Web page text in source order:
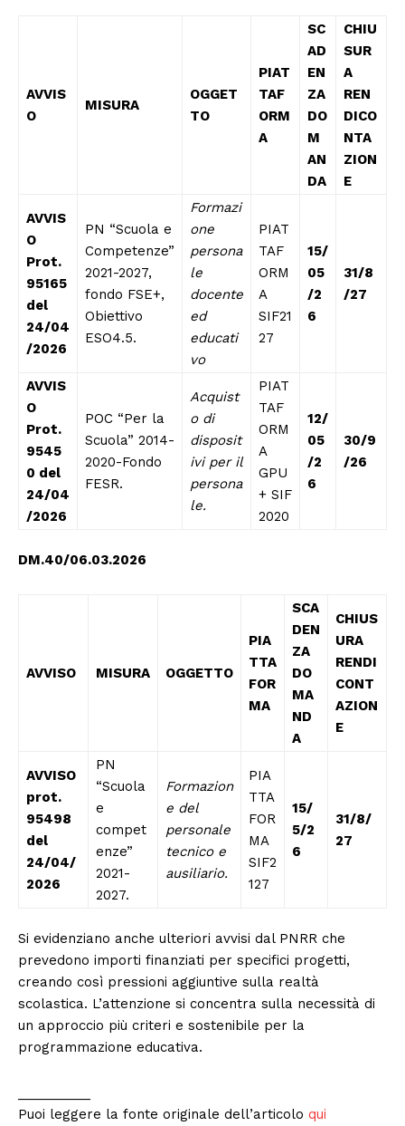
AVVIS
O
MISURA
OGGET
TO
PIAT
TAF
ORM
A
SC
AD
EN
ZA
DO
M
AN
DA
CHIU
SUR
A
REN
DICO
NTA
ZION
E
AVVIS
O
Prot.
95165
del
24/04
/2026
PN “Scuola e
Competenze”
2021-2027,
fondo FSE+,
Obiettivo
ESO4.5.
Formazi
one
persona
le
docente
ed
educati
vo
PIAT
TAF
ORM
A
SIF21
27
15/
05
/2
6
31/8
/27
AVVIS
O
Prot.
9545
0 del
24/04
/2026
POC “Per la
Scuola” 2014-
2020-Fondo
FESR.
Acquist
o di
disposit
ivi per il
persona
le.
PIAT
TAF
ORM
A
GPU
+ SIF
2020
12/
05
/2
6
30/9
/26
DM.40/06.03.2026
AVVISO MISURA OGGETTO
PIA
TTA
FOR
MA
SCA
DEN
ZA
DO
MA
ND
A
CHIUS
URA
RENDI
CONT
AZION
E
AVVISO
prot.
95498
del
24/04/
2026
PN
“Scuola
e
compet
enze”
2021-
2027.
Formazion
e del
personale
tecnico e
ausiliario.
PIA
TTA
FOR
MA
SIF2
127
15/
5/2
6
31/8/
27
Si evidenziano anche ulteriori avvisi dal PNRR che
prevedono importi finanziati per specifici progetti,
creando così pressioni aggiuntive sulla realtà
scolastica. L’attenzione si concentra sulla necessità di
un approccio più criteri e sostenibile per la
programmazione educativa.
Puoi leggere la fonte originale dell’articolo qui